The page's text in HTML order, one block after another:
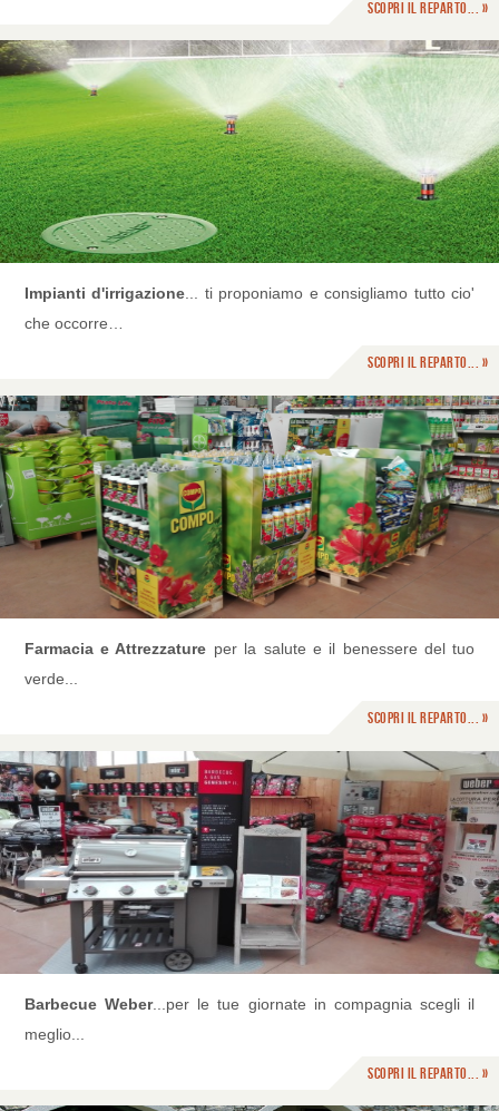
Scopri il reparto... »
Impianti d'irrigazione... ti proponiamo e consigliamo tutto cio'
che occorre…
Scopri il reparto... »
Farmacia e Attrezzature per la salute e il benessere del tuo
verde...
Scopri il reparto... »
Barbecue Weber...per le tue giornate in compagnia scegli il
meglio...
Scopri il reparto... »